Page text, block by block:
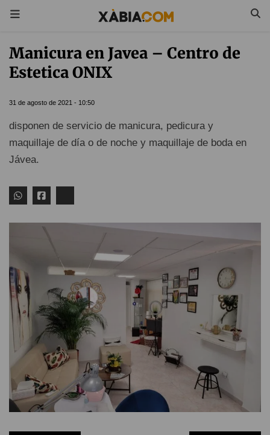
Manicura en Javea – Centro de
Estetica ONIX
31 de agosto de 2021 - 10:50
disponen de servicio de manicura, pedicura y
maquillaje de día o de noche y maquillaje de boda en
Jávea.